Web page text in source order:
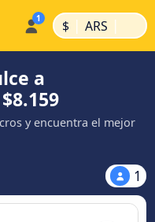
$ | ARS |
a
y encuentra el mejor
1